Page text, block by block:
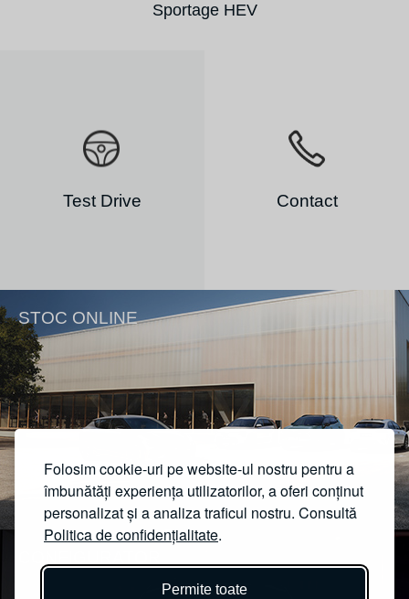
Folosim cookie-uri pe website-ul nostru pentru a
îmbunătăți experiența utilizatorilor, a oferi conținut
personalizat și a analiza traficul nostru. Consultă
Politica de confidențialitate.
Permite toate
Sportage HEV
Test Drive Contact
STOC ONLINE